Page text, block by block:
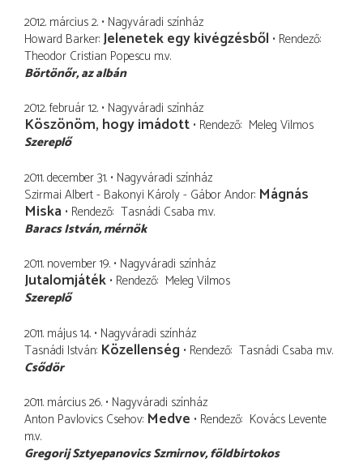
2012. március 2. Nagyváradi színház
Howard Barker Jelenetek egy kivégzésből Rendező
Theodor Cristian Popescu m.v.
Börtönőr az albán
2012. február 12. Nagyváradi színház
Köszönöm, hogy imádott Rendező Meleg Vilmos
Szereplő
2011. december 31. Nagyváradi színház
Szirmai Albert - Bakonyi Károly - Gábor Andor Mágnás
Miska Rendező Tasnádi Csaba m.v.
Baracs István mérnök
2011. november 19. Nagyváradi színház
Jutalomjáték Rendező Meleg Vilmos
Szereplő
2011. május 14. Nagyváradi színház
Tasnádi István Közellenség Rendező Tasnádi Csaba m.v.
Csődör
2011. március 26. Nagyváradi színház
Anton Pavlovics Csehov Medve Rendező Kovács Levente
m.v.
Gregorij Sztyepanovics Szmirnov földbirtokos